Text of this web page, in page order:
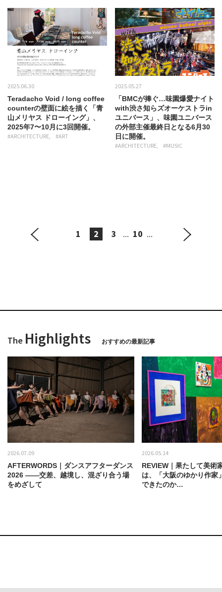
2025.06.30
Teradacho Void / long coffee
counterの壁面に絵を描く「青
山メリヤス ドローイング」、
2025年7〜10月に3回開催。
#ARCHITECTURE #ART
2025.05.27
「BMCが捧ぐ…味園爆愛ナイト
with渋さ知らズオーケストラin
ユニバース」、味園ユニバース
の外部主催最終日となる6月30
日に開催。
#ARCHITECTURE #MUSIC
1 2 3 ... 10 ...
The Highlights おすすめの最新記事
2026.07.09
AFTERWORDS｜ダンスアフターダンス
2026 ——交差、越境し、混ざり合う場
をめざして
2026.05.14
REVIEW｜果たして美術
は、「大阪のゆかり作家
できたのか…